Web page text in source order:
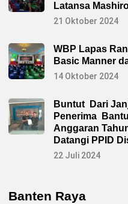
Latansa
21 Oktober 2024
WBP Lapas
Basic Manner
14 Oktober 2024
Buntut Dari
Penerima
Anggaran
Datangi PPID
22 Juli 2024
Banten Raya